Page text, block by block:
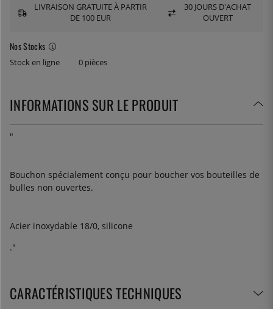
Nos Stocks
Stock en ligne 0 pièces
LIVRAISON GRATUITE À PARTIR
DE 100 EUR
30 JOURS D'ACHAT
OUVERT
INFORMATIONS SUR LE PRODUIT
"
Bouchon spécialement conçu pour boucher vos bouteilles de
bulles non ouvertes.
Acier inoxydable 18/0, silicone
."
CARACTÉRISTIQUES TECHNIQUES